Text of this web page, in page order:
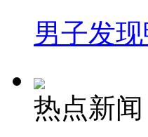
男子发
热点新闻